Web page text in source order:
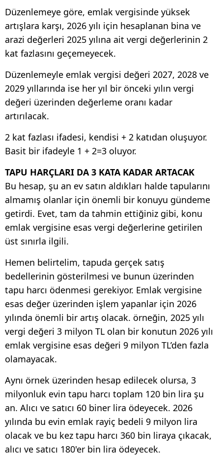
Düzenlemeye göre, emlak vergisinde yüksek
artışlara karşı, 2026 yılı için hesaplanan bina ve
arazi değerleri 2025 yılına ait vergi değerlerinin 2
kat fazlasını geçemeyecek.
Düzenlemeyle emlak vergisi değeri 2027, 2028 ve
2029 yıllarında ise her yıl bir önceki yılın vergi
değeri üzerinden değerleme oranı kadar
artırılacak.
2 kat fazlası ifadesi, kendisi + 2 katıdan oluşuyor.
Basit bir ifadeyle 1 + 2=3 oluyor.
TAPU HARÇLARI DA 3 KATA KADAR ARTACAK
Bu hesap, şu an ev satın aldıkları halde tapularını
almamış olanlar için önemli bir konuyu gündeme
getirdi. Evet, tam da tahmin ettiğiniz gibi, konu
emlak vergisine esas vergi değerlerine getirilen
üst sınırla ilgili.
Hemen belirtelim, tapuda gerçek satış
bedellerinin gösterilmesi ve bunun üzerinden
tapu harcı ödenmesi gerekiyor. Emlak vergisine
esas değer üzerinden işlem yapanlar için 2026
yılında önemli bir artış olacak. örneğin, 2025 yılı
vergi değeri 3 milyon TL olan bir konutun 2026 yılı
emlak vergisine esas değeri 9 milyon TL’den fazla
olamayacak.
Aynı örnek üzerinden hesap edilecek olursa, 3
milyonluk evin tapu harcı toplam 120 bin lira şu
an. Alıcı ve satıcı 60 biner lira ödeyecek. 2026
yılında bu evin emlak rayiç bedeli 9 milyon lira
olacak ve bu kez tapu harcı 360 bin liraya çıkacak,
alıcı ve satıcı 180'er bin lira ödeyecek.